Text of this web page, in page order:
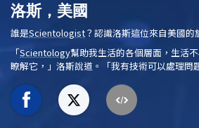
洛斯，美國
誰是Scientologist？認識洛斯這位來自美國的
「Scientology幫助我生活的各個層面，生活
瞭解它，」洛斯說道。「我有技術可以處理問